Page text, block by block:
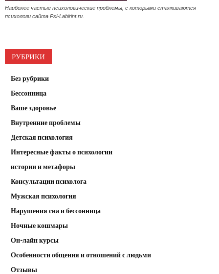
Наиболее частые психологические проблемы, с которыми сталкиваются
психологи сайта Psi-Labirint.ru.
РУБРИКИ
Без рубрики
Бессонница
Ваше здоровье
Внутренние проблемы
Детская психология
Интересные факты о психологии
истории и метафоры
Консультации психолога
Мужская психология
Нарушения сна и бессонница
Ночные кошмары
Он-лайн курсы
Особенности общения и отношений с людьми
Отзывы